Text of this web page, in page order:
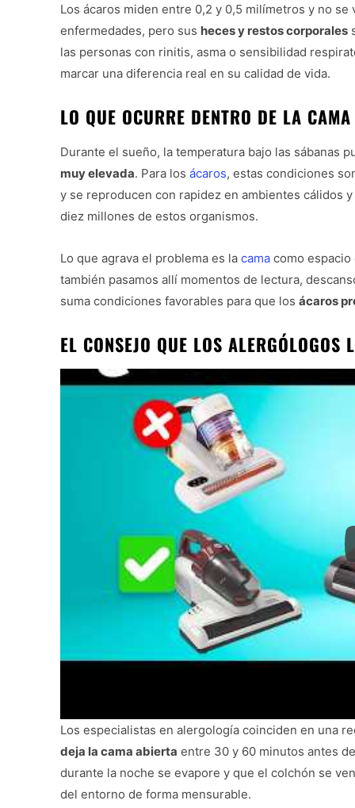
Los ácaros miden entre 0,2 y 0,5 milímetros y no
enfermedades, pero sus heces y restos corporales
las personas con rinitis, asma o sensibilidad
marcar una diferencia real en su calidad de vida.
LO QUE OCURRE DENTRO DE LA
Durante el sueño, la temperatura bajo las sábanas
muy elevada. Para los ácaros, estas condiciones
y se reproducen con rapidez en ambientes cálidos
diez millones de estos organismos.
Lo que agrava el problema es la cama como
también pasamos allí momentos de lectura,
suma condiciones favorables para que los ácaros
EL CONSEJO QUE LOS ALERGÓLOGOS
Los especialistas en alergología coinciden en una
deja la cama abierta entre 30 y 60 minutos antes
durante la noche se evapore y que el colchón se
del entorno de forma mensurable.